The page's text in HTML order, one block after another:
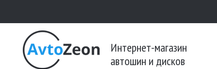
Интернет-магазин
автошин и дисков